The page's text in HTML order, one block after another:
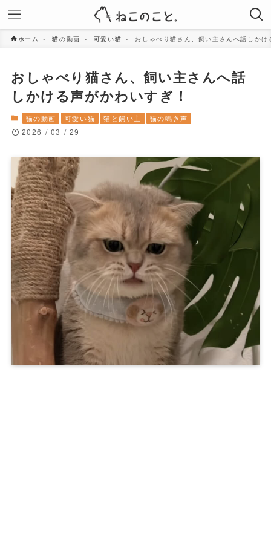
ホーム 猫の動画 可愛い猫 おしゃべり猫さん、飼い主さんへ話しか
おしゃべり猫さん、飼い主さんへ話
しかける声がかわいすぎ！
猫の動画 可愛い猫 猫と飼い主 猫の鳴き声
2026 / 03 / 29